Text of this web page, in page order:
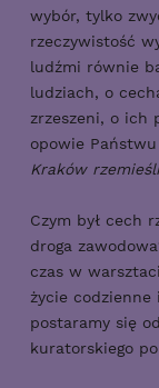
wybór, tylko
rzeczywistość
ludźmi równie
ludziach, o
zrzeszeni, o ich
opowie
Kraków
Czym był cech
droga
czas w
życie
postaramy się
kuratorskiego